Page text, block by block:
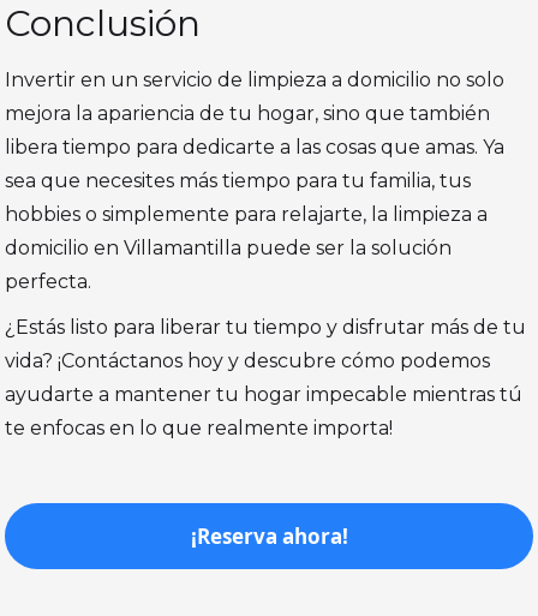
Conclusión
Invertir en un servicio de limpieza a domicilio no solo
mejora la apariencia de tu hogar, sino que también
libera tiempo para dedicarte a las cosas que amas. Ya
sea que necesites más tiempo para tu familia, tus
hobbies o simplemente para relajarte, la limpieza a
domicilio en Villamantilla puede ser la solución
perfecta.
¿Estás listo para liberar tu tiempo y disfrutar más de tu
vida? ¡Contáctanos hoy y descubre cómo podemos
ayudarte a mantener tu hogar impecable mientras tú
te enfocas en lo que realmente importa!
¡Reserva ahora!